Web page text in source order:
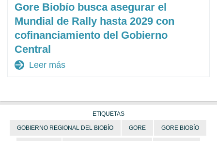
Gore Biobío busca asegurar el
Mundial de Rally hasta 2029 con
cofinanciamiento del Gobierno
Central
arrow_forward Leer más
ETIQUETAS
GOBIERNO REGIONAL DEL BIOBÍO GORE GORE BIOBÍO